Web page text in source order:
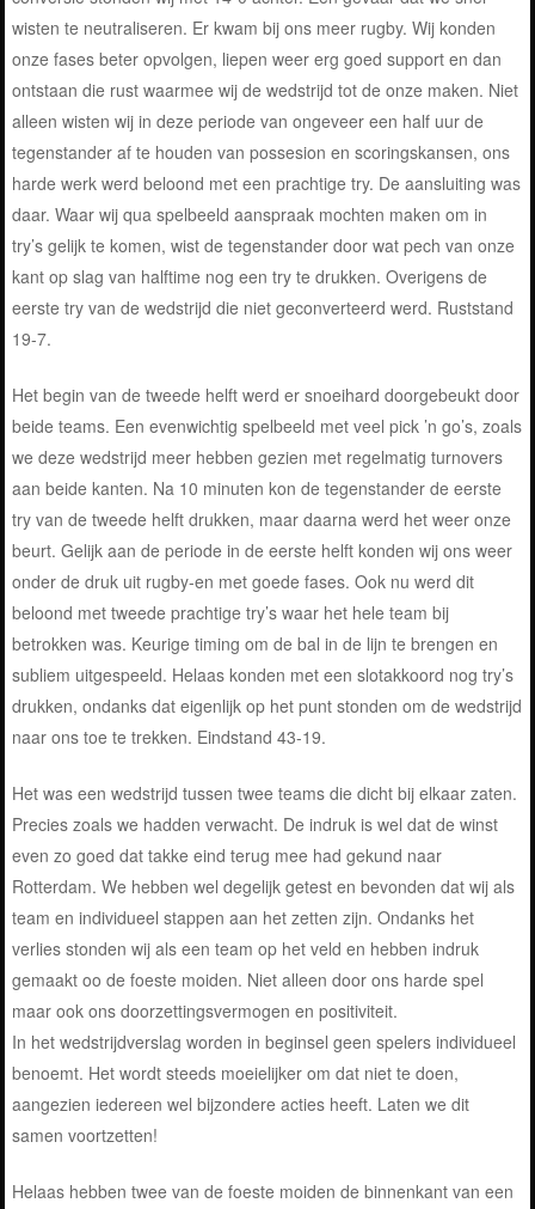
wisten te neutraliseren. Er kwam bij ons meer rugby. Wij konden
onze fases beter opvolgen, liepen weer erg goed support en dan
ontstaan die rust waarmee wij de wedstrijd tot de onze maken. Niet
alleen wisten wij in deze periode van ongeveer een half uur de
tegenstander af te houden van possesion en scoringskansen, ons
harde werk werd beloond met een prachtige try. De aansluiting was
daar. Waar wij qua spelbeeld aanspraak mochten maken om in
try’s gelijk te komen, wist de tegenstander door wat pech van onze
kant op slag van halftime nog een try te drukken. Overigens de
eerste try van de wedstrijd die niet geconverteerd werd. Ruststand
19-7.
Het begin van de tweede helft werd er snoeihard doorgebeukt door
beide teams. Een evenwichtig spelbeeld met veel pick ’n go’s, zoals
we deze wedstrijd meer hebben gezien met regelmatig turnovers
aan beide kanten. Na 10 minuten kon de tegenstander de eerste
try van de tweede helft drukken, maar daarna werd het weer onze
beurt. Gelijk aan de periode in de eerste helft konden wij ons weer
onder de druk uit rugby-en met goede fases. Ook nu werd dit
beloond met tweede prachtige try’s waar het hele team bij
betrokken was. Keurige timing om de bal in de lijn te brengen en
subliem uitgespeeld. Helaas konden met een slotakkoord nog try’s
drukken, ondanks dat eigenlijk op het punt stonden om de wedstrijd
naar ons toe te trekken. Eindstand 43-19.
Het was een wedstrijd tussen twee teams die dicht bij elkaar zaten.
Precies zoals we hadden verwacht. De indruk is wel dat de winst
even zo goed dat takke eind terug mee had gekund naar
Rotterdam. We hebben wel degelijk getest en bevonden dat wij als
team en individueel stappen aan het zetten zijn. Ondanks het
verlies stonden wij als een team op het veld en hebben indruk
gemaakt oo de foeste moiden. Niet alleen door ons harde spel
maar ook ons doorzettingsvermogen en positiviteit.
In het wedstrijdverslag worden in beginsel geen spelers individueel
benoemt. Het wordt steeds moeielijker om dat niet te doen,
aangezien iedereen wel bijzondere acties heeft. Laten we dit
samen voortzetten!
Helaas hebben twee van de foeste moiden de binnenkant van een